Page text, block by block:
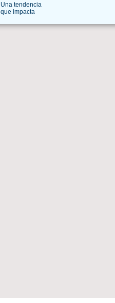
Una tendencia
que impacta